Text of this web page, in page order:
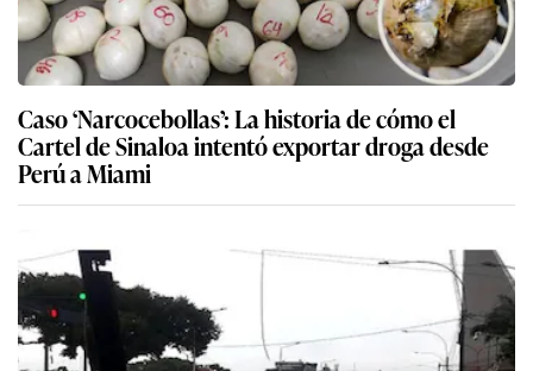
Caso ‘Narcocebollas’: La historia de cómo el
Cartel de Sinaloa intentó exportar droga desde
Perú a Miami